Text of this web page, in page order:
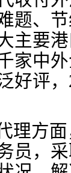
题、
主要
家中
好评
理方
员，